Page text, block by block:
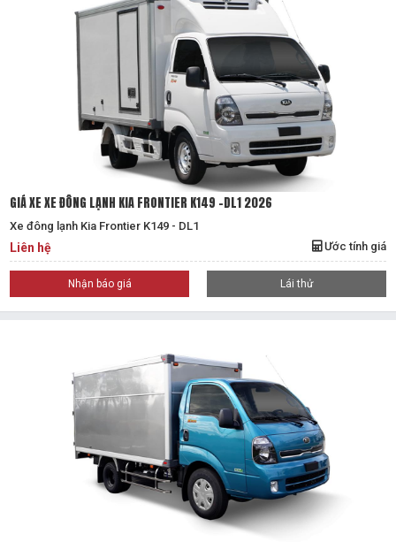
GIÁ XE XE ĐÔNG LẠNH KIA FRONTIER K149 -DL1 2026
Xe đông lạnh Kia Frontier K149 - DL1
Liên hệ Ước tính giá
Nhận báo giá Lái thử